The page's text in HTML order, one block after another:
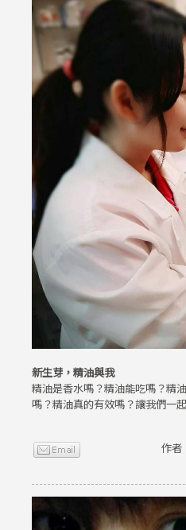
新生芽，精油與我
精油是香水嗎？精油能吃嗎？精
嗎？精油真的有效嗎？讓我們一
作者